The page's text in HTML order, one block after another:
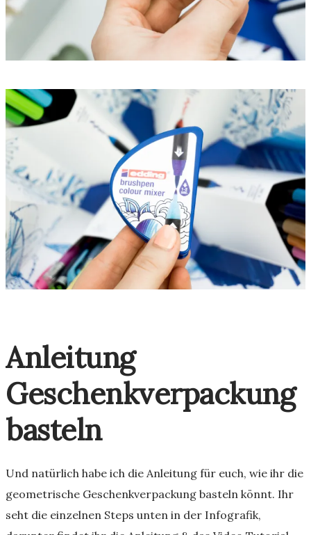
Anleitung
Geschenkverpackung
basteln
Und natürlich habe ich die Anleitung für euch, wie ihr die
geometrische Geschenkverpackung basteln könnt. Ihr
seht die einzelnen Steps unten in der Infografik,